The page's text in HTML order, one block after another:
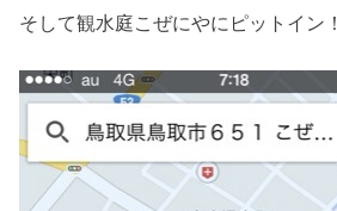
そして観水庭こぜにやにピットイン！